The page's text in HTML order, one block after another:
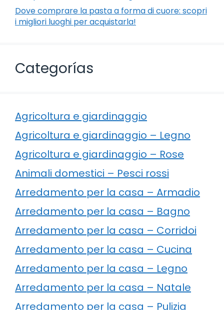
Dove comprare la pasta a forma di cuore: scopri
i migliori luoghi per acquistarla!
Categorías
Agricoltura e giardinaggio
Agricoltura e giardinaggio – Legno
Agricoltura e giardinaggio – Rose
Animali domestici – Pesci rossi
Arredamento per la casa – Armadio
Arredamento per la casa – Bagno
Arredamento per la casa – Corridoi
Arredamento per la casa – Cucina
Arredamento per la casa – Legno
Arredamento per la casa – Natale
Arredamento per la casa – Pulizia